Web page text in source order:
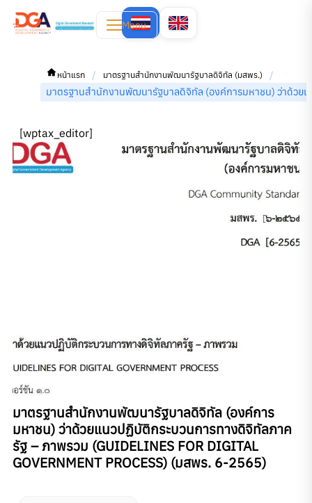
Menu
หน้าแรก / มาตรฐานสำนักงานพัฒนารัฐบาลดิจิทัล (มสพร.)
/
มาตรฐานสำนักงานพัฒนารัฐบาลดิจิทัล (องค์การมหาชน) ว่าด้วยแ
[wptax_editor]
มาตรฐานสำนักงานพัฒนารัฐบาลดิจิทัล (องค์การ
มหาชน) ว่าด้วยแนวปฏิบัติกระบวนการทางดิจิทัลภาค
รัฐ – ภาพรวม (GUIDELINES FOR DIGITAL
GOVERNMENT PROCESS) (มสพร. 6-2565)